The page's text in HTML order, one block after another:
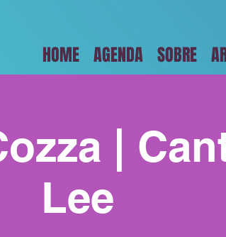
HOME AGENDA SOBRE
|
Lee